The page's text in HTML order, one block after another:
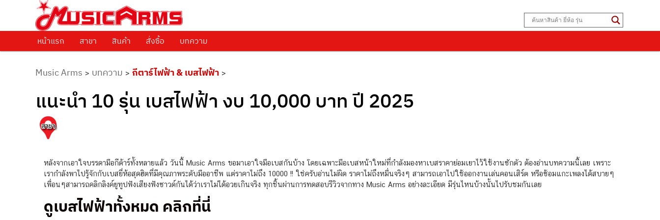
Music Arms
ศูนย์รวมครื่องดนตรีทุกชนิด ตั้งแต่เริ่มต้นถึงมืออาชีพ
Skip to primary content
หน้าแรก สาขา สินค้า สั่งซื้อ บทความ
Music Arms > บทความ > กีตาร์ไฟฟ้า & เบสไฟฟ้า >
แนะนำ 10 รุ่น เบสไฟฟ้า งบ 10,000 บาท ปี 2025
หลังจากเอาใจบรรดามือกีต้าร์ทั้งหลายแล้ว วันนี้ Music Arms ขอมาเอาใจมือเบสกันบ้าง โดยเฉพาะมือเบสหน้าใหม่ที่กำลังมองหาเบสราคาย่อมเยาไว้ใช้งานซักตัว ต้องอ่านบทความนี้เลย เพราะ
เรากำลังพาไปรู้จักกับเบสยี่ห้อสุดฮิตที่มีคุณภาพระดับมืออาชีพ แต่ราคาไม่ถึง 10000 !! ใช่ครับอ่านไม่ผิด ราคาไม่ถึงหมื่นจริงๆ สามารถเอาไปใช้ออกงานเล่นคอนเสิร์ต หรือซ้อมแกะเพลงได้สบายๆ
เพื่อนๆสามารถคลิกลิงค์ยูทูปฟังเสียงฟังซาวด์กันได้ว่าเราไม่ได้อวยเกินจริง ทุกชิ้นผ่านการทดสอบรีวิวจากทาง Music Arms อย่างละเอียด มีรุ่นไหนบ้างนั้นไปรับชมกันเลย
ดูเบสไฟฟ้าทั้งหมด คลิกที่นี่